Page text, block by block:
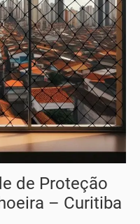
de Proteção
– Curitiba